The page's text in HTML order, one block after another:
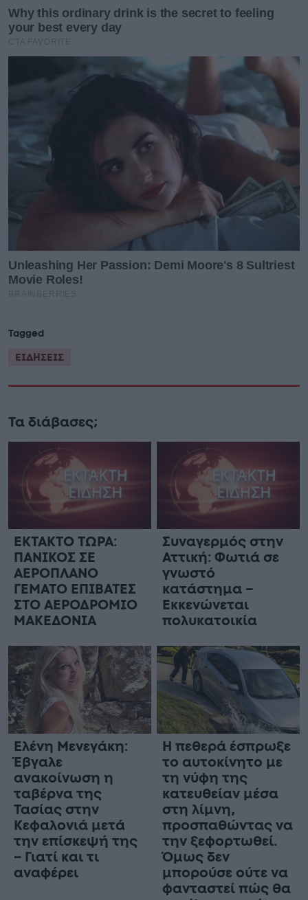
Tagged
ΕΙΔΗΣΕΙΣ
Τα διάβασες;
ΕΚΤΑΚΤΟ ΤΩΡΑ:
ΠΑΝΙΚΟΣ ΣΕ
ΑΕΡΟΠΛΑΝΟ
ΓΕΜΑΤΟ ΕΠΙΒΑΤΕΣ
ΣΤΟ ΑΕΡΟΔΡΟΜΙΟ
ΜΑΚΕΔΟΝΙΑ
Συναγερμός στην
Αττική: Φωτιά σε
γνωστό
κατάστημα –
Εκκενώνεται
πολυκατοικία
Ελένη Μενεγάκη:
Έβγαλε
ανακοίνωση η
ταβέρνα της
Τασίας στην
Κεφαλονιά μετά
την επίσκεψή της
– Γιατί και τι
αναφέρει
Η πεθερά έσπρωξε
το αυτοκίνητο με
τη νύφη της
κατευθείαν μέσα
στη λίμνη,
προσπαθώντας να
την ξεφορτωθεί.
Όμως δεν
μπορούσε ούτε να
φανταστεί πώς θα